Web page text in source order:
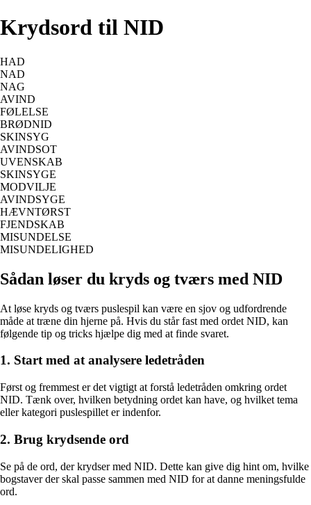
Krydsord til NID
HAD
NAD
NAG
AVIND
FØLELSE
BRØDNID
SKINSYG
AVINDSOT
UVENSKAB
SKINSYGE
MODVILJE
AVINDSYGE
HÆVNTØRST
FJENDSKAB
MISUNDELSE
MISUNDELIGHED
Sådan løser du kryds og tværs med NID
At løse kryds og tværs puslespil kan være en sjov og udfordrende
måde at træne din hjerne på. Hvis du står fast med ordet NID, kan
følgende tip og tricks hjælpe dig med at finde svaret.
1. Start med at analysere ledetråden
Først og fremmest er det vigtigt at forstå ledetråden omkring ordet
NID. Tænk over, hvilken betydning ordet kan have, og hvilket tema
eller kategori puslespillet er indenfor.
2. Brug krydsende ord
Se på de ord, der krydser med NID. Dette kan give dig hint om, hvilke
bogstaver der skal passe sammen med NID for at danne meningsfulde
ord.